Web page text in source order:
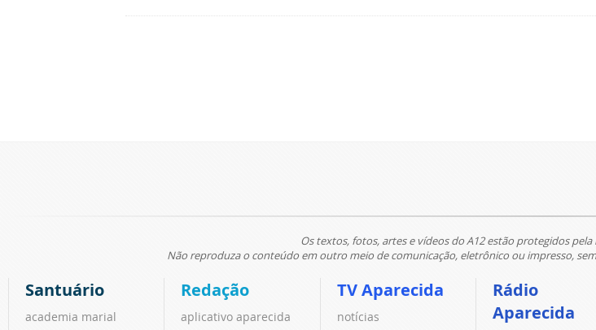
Os textos, fotos, artes e vídeos do A12 estão protegidos
Não reproduza o conteúdo em outro meio de comunicação, eletrônico ou impresso,
Santuário
academia marial
Redação
aplicativo aparecida
TV Aparecida
notícias
Rádio
Aparecida